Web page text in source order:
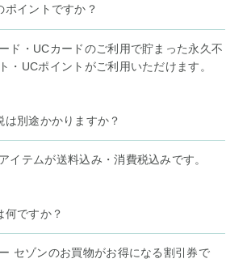
ポイントですか？
ド・UCカードのご利用で貯まった永久不
・UCポイントがご利用いただけます。
は別途かかりますか？
イテムが送料込み・消費税込みです。
何ですか？
セゾンのお買物がお得になる割引券で